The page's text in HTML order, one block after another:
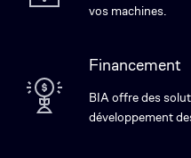
vos machines.
Financement
BIA offre des
développement